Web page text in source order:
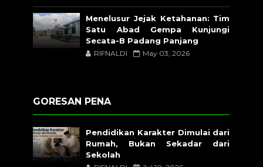
Menelusur Jejak Ketahanan: Tim
Satu Abad Gempa Kunjungi
Secata-B Padang Panjang
RIFNALDI May 03, 2026
GORESAN PENA
Pendidikan Karakter Dimulai dari
Rumah, Bukan Sekadar dari
Sekolah